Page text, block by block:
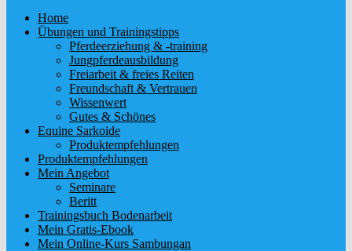
Home
Übungen und Trainingstipps
Pferdeerziehung & -training
Jungpferdeausbildung
Freiarbeit & freies Reiten
Freundschaft & Vertrauen
Wissenwert
Gutes & Schönes
Equine Sarkoide
Produktempfehlungen
Produktempfehlungen
Mein Angebot
Seminare
Beritt
Trainingsbuch Bodenarbeit
Mein Gratis-Ebook
Mein Online-Kurs Sambungan